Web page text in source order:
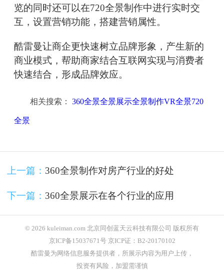
览的同时还可以在720全景制作中进行实时交
互，设置营销功能，搭建营销属性。
酷雷曼让商企更快速树立品牌形象，产生新的
商业模式，帮助商家结合互联网实现与消费者
快速结合，形成品牌效应。
相关搜索： 360全景全景展示全景制作VR全景720
全景
上一篇： 360全景制作对房产行业的好处
下一篇： 360全景展示在各个行业的应用
© 2026 kuleiman.com 北京同创蓝天云科技有限公司 版权所有
京ICP备15037671号 京ICP证：B2-20170102
酷雷曼为网络信息服务提供者，所展示内容为用户上传，
投资有风险，加盟需谨慎